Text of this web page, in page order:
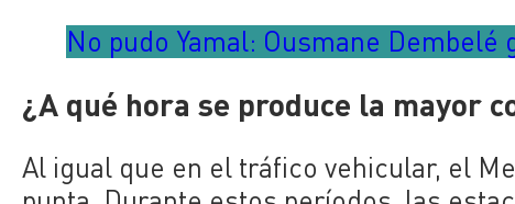
No pudo Yamal: Ousmane Dembelé
¿A qué hora se produce la mayor
Al igual que en el tráfico vehicular, el